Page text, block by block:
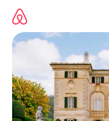
छोड़कर
सीधा
कॉन्टेंट